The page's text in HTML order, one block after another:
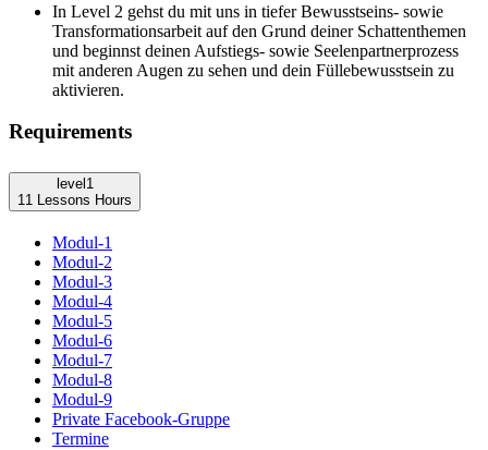
In Level 2 gehst du mit uns in tiefer Bewusstseins- sowie
Transformationsarbeit auf den Grund deiner Schattenthemen
und beginnst deinen Aufstiegs- sowie Seelenpartnerprozess
mit anderen Augen zu sehen und dein Füllebewusstsein zu
aktivieren.
Requirements
level1
11 Lessons Hours
Modul-1
Modul-2
Modul-3
Modul-4
Modul-5
Modul-6
Modul-7
Modul-8
Modul-9
Private Facebook-Gruppe
Termine